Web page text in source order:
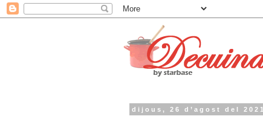
dijous, 26 d’agost del 2021